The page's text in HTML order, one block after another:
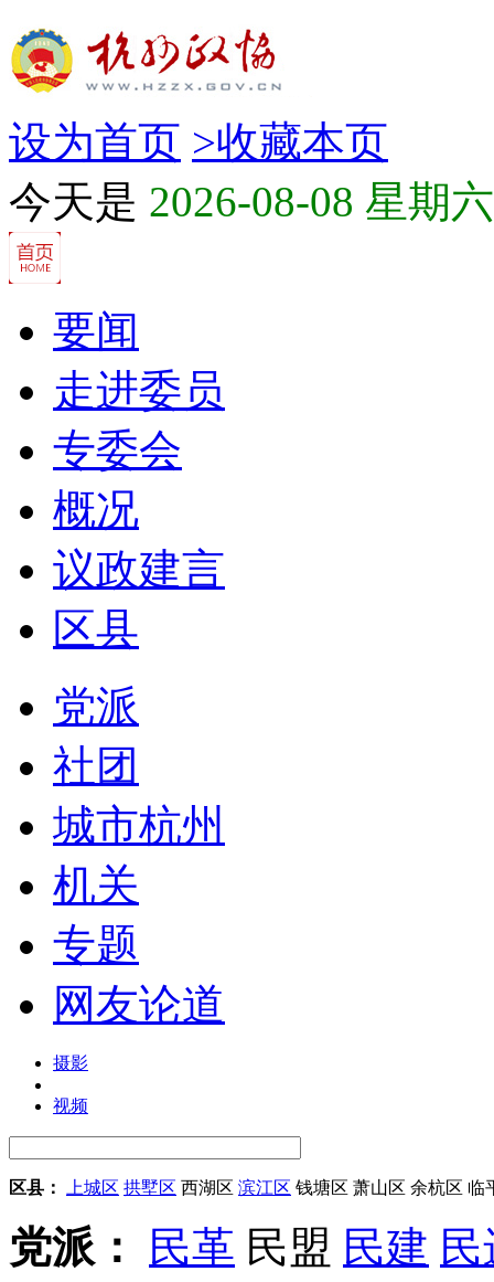
设为首页 >收藏本页
今天是 2026-08-08 星期六
要闻
走进委员
专委会
概况
议政建言
区县
党派
社团
城市杭州
机关
专题
网友论道
摄影
视频
区县： 上城区 拱墅区 西湖区 滨江区 钱塘区 萧山区 余杭区 临
党派： 民革 民盟 民建